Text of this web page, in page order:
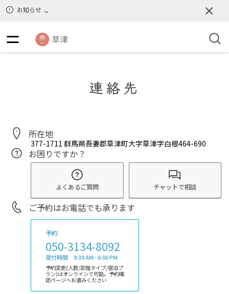
お知らせ
連絡先
所在地
377-1711 群馬県吾妻郡草津町大字草津字白根464-690
お困りですか？
よくあるご質問 チャットで相談
ご予約はお電話でも承ります
予約
050-3134-8092
受付時間 9:30 AM - 6:00 PM
予約変更(人数/部屋タイプ/宿泊プ
ラン)はオンラインで可能。予約確
認ページへお進みください